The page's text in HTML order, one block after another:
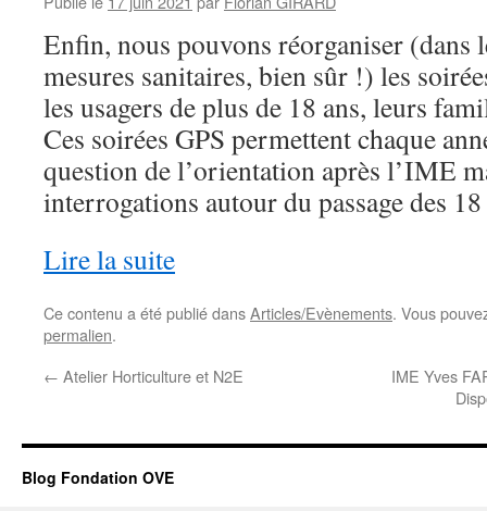
Enfin, nous pouvons réorganiser (dans
mesures sanitaires, bien sûr !) les
les usagers de plus de 18 ans, leurs
Ces soirées GPS permettent chaque
question de l’orientation après l’IME
interrogations autour du passage des
Lire la suiteReprise des soirées GPS à l’IME Yves
Ce contenu a été publié dansArticles/Evènements. Vous
permalien.
← Atelier Horticulture et N2E
IME Yves
Blog Fondation OVE